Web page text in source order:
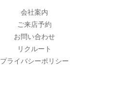
会社案内
ご来店予約
お問い合わせ
リクルート
プライバシーポリシー